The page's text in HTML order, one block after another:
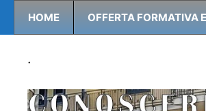
HOME OFFERTA FORMATIVA
.